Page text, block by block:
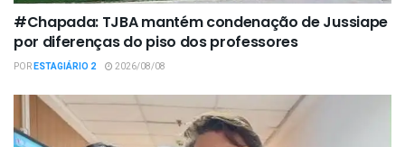
#Chapada: TJBA mantém condenação de Jussiape
por diferenças do piso dos professores
PORESTAGIÁRIO 2 2026/08/08